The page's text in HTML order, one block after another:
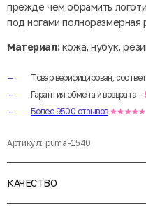
прежде чем обрамить
под ногами
Материал:кожа, нубук,
Товар верифицирован,
Гарантия обмена и возврата -
Более 9500 отзывов ★★★★★
Артикул: puma-1540
КАЧЕСТВО